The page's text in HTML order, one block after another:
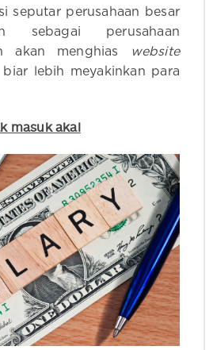
seputar perusahaan besar
sebagai perusahaan
akan menghias
website
lebih meyakinkan para
masuk akal